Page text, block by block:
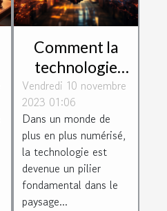
Comment la
technologie
façonne les
connexions
d'entreprise
Vendredi 10 novembre
2023 01:06
Dans un monde de
plus en plus numérisé,
la technologie est
devenue un pilier
fondamental dans le
paysage...